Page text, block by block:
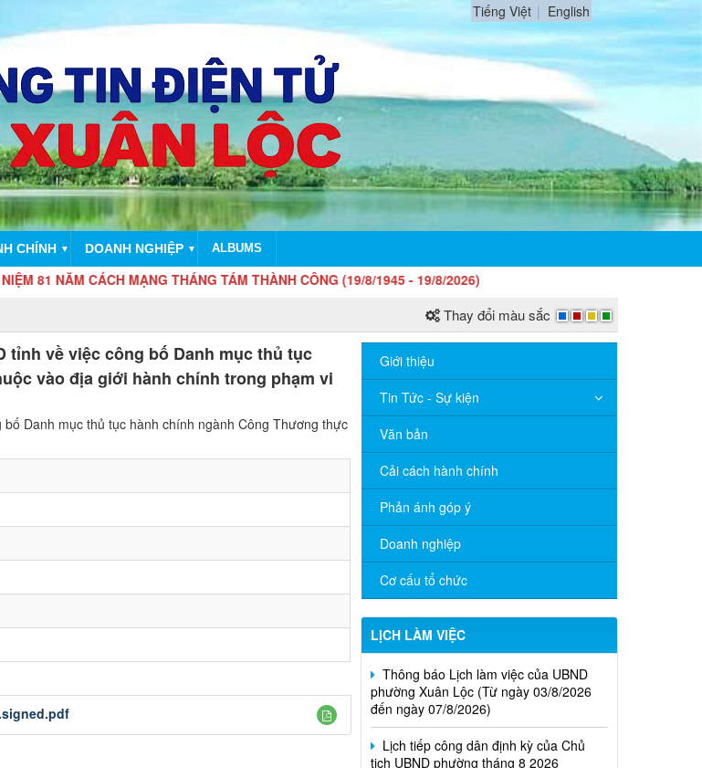
Tiếng Việt English
CHÍNH ▼ DOANH NGHIỆP ▼ ALBUMS
NĂM CÁCH MẠNG THÁNG TÁM THÀNH CÔNG (19/8/1945 - 19/8/2026)
Thay đổi màu sắc
tỉnh về việc công bố Danh mục thủ tục
vào địa giới hành chính trong phạm vi
Danh mục thủ tục hành chính ngành Công Thương thực
Giới thiệu
Tin Tức - Sự kiện
Văn bản
Cải cách hành chính
Phản ánh góp ý
Doanh nghiệp
Cơ cấu tổ chức
LỊCH LÀM VIỆC
Thông báo Lịch làm việc của UBND
phường Xuân Lộc (Từ ngày 03/8/2026
đến ngày 07/8/2026)
Lịch tiếp công dân định kỳ của Chủ
tịch UBND phường tháng 8 2026